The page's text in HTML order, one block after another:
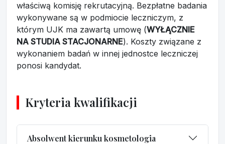
właściwą komisję rekrutacyjną. Bezpłatne badania
wykonywane są w podmiocie leczniczym, z
którym UJK ma zawartą umowę (WYŁĄCZNIE
NA STUDIA STACJONARNE). Koszty związane z
wykonaniem badań w innej jednostce leczniczej
ponosi kandydat.
Kryteria kwalifikacji
Absolwent kierunku kosmetologia